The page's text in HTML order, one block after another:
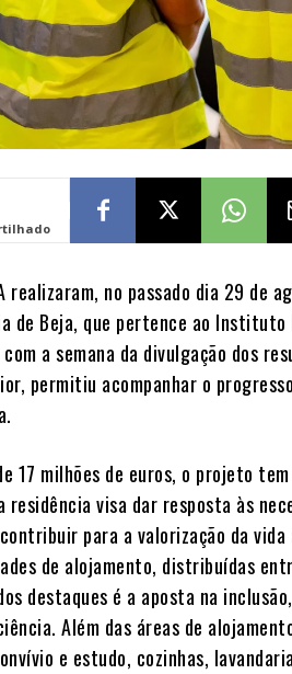
realizaram, no passado dia 29 de
de Beja, que pertence ao
a semana da divulgação dos
permitiu acompanhar o
17 milhões de euros, o projeto
residência visa dar resposta às
para a valorização da vida
de alojamento, distribuídas
destaques é a aposta na
. Além das áreas de
e estudo, cozinhas,